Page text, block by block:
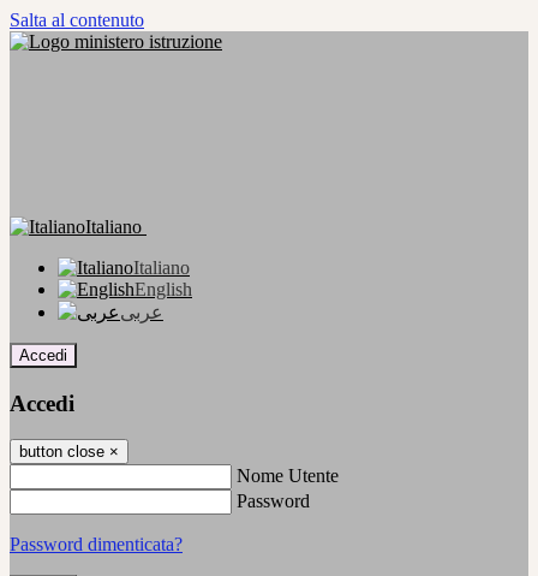
Salta al contenuto
Italiano
Italiano
English
عربى
Accedi
Accedi
button close ×
Nome Utente
Password
Password dimenticata?